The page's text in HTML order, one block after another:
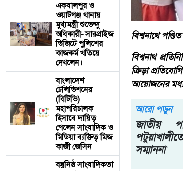
একবালপুর ও
ওয়াটগঞ্জ থানায়
মুখ্যমন্ত্রী শুভেন্দু
অধিকারী- সারপ্রাইজ
ভিজিটে পুলিশের
কাজকর্ম খতিয়ে
দেখলেন।
বাংলাদেশ
টেলিভিশনের
(বিটিভি)
মহাপরিচালক
হিসাবে দায়িত্ব
পেলেন সাংবাদিক ও
মিডিয়া ব্যক্তিত্ব মিজ
কাজী জেসিন
বস্তুনিষ্ঠ সাংবাদিকতা
বিশ্বনাথে
​বিশ্বনাথ
ক্রিড়া
আয়োজনের মধ্য
আরো পড়ুন
জাতীয়
সম্মাননা